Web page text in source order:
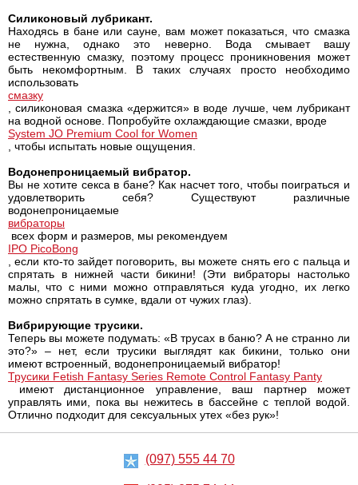
Силиконовый лубрикант.
Находясь в бане или сауне, вам может показаться, что смазка
не нужна, однако это неверно. Вода смывает вашу
естественную смазку, поэтому процесс проникновения может
быть некомфортным. В таких случаях просто необходимо
использовать
смазку
, силиконовая смазка «держится» в воде лучше, чем лубрикант
на водной основе. Попробуйте охлаждающие смазки, вроде
System JO Premium Cool for Women
, чтобы испытать новые ощущения.
Водонепроницаемый вибратор.
Вы не хотите секса в бане? Как насчет того, чтобы поиграться и
удовлетворить себя? Существуют различные
водонепроницаемые
вибраторы
всех форм и размеров, мы рекомендуем
IPO PicoBong
, если кто-то зайдет поговорить, вы можете снять его с пальца и
спрятать в нижней части бикини! (Эти вибраторы настолько
малы, что с ними можно отправляться куда угодно, их легко
можно спрятать в сумке, вдали от чужих глаз).
Вибрирующие трусики.
Теперь вы можете подумать: «В трусах в баню? А не странно ли
это?» – нет, если трусики выглядят как бикини, только они
имеют встроенный, водонепроницаемый вибратор!
Трусики Fetish Fantasy Series Remote Control Fantasy Panty
имеют дистанционное управление, ваш партнер может
управлять ими, пока вы нежитесь в бассейне с теплой водой.
Отлично подходит для сексуальных утех «без рук»!
(097) 555 44 70